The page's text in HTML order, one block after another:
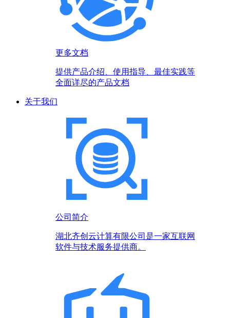
更多文档
提供产品介绍、使用指导、最佳实践等
全面详尽的产品文档
关于我们
公司简介
湖北齐创云计算有限公司是一家互联网
软件与技术服务提供商。